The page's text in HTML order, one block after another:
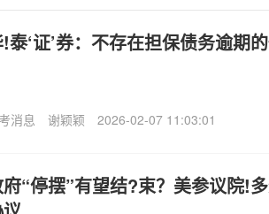
泰‘证’券：不存在担保债务逾期
消息 谢颖颖 2026-02-07 11:03:01
“停摆”有望结?束？美参议院!